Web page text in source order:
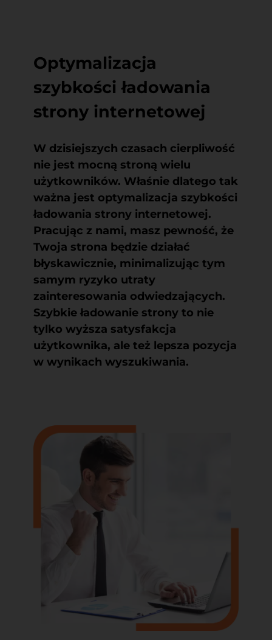
Optymalizacja
szybkości ładowania
strony internetowej
W dzisiejszych czasach cierpliwość
nie jest mocną stroną wielu
użytkowników. Właśnie dlatego tak
ważna jest optymalizacja szybkości
ładowania strony internetowej.
Pracując z nami, masz pewność, że
Twoja strona będzie działać
błyskawicznie, minimalizując tym
samym ryzyko utraty
zainteresowania odwiedzających.
Szybkie ładowanie strony to nie
tylko wyższa satysfakcja
użytkownika, ale też lepsza pozycja
w wynikach wyszukiwania.